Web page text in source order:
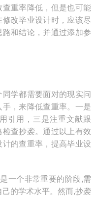
重率降低，但是也可能
改毕业设计时，应该尽
和结论，并通过添加参
学都需要面对的现实问
，来降低查重率。一是
引用，三是注重文献跟
查抄袭。通过以上有效
的查重率，提高毕业设
一个非常重要的阶段,需
的学术水平。然而,抄袭